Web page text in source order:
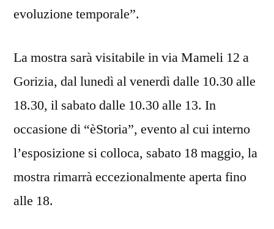
evoluzione temporale”.
La mostra sarà visitabile in via Mameli 12 a
Gorizia, dal lunedì al venerdì dalle 10.30 alle
18.30, il sabato dalle 10.30 alle 13. In
occasione di “èStoria”, evento al cui interno
l’esposizione si colloca, sabato 18 maggio, la
mostra rimarrà eccezionalmente aperta fino
alle 18.